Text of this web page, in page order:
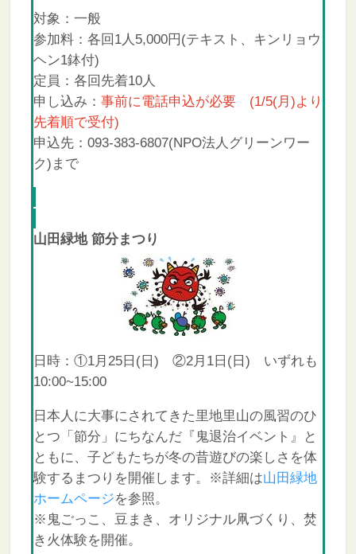
対象：一般
参加料：各回1人5,000円(テキスト、キンリョウ
ヘン1鉢付)
定員：各回先着10人
申し込み： 事前に電話申込が必要 (1/5(月)より
先着順で受付)
申込先：093-383-6807(NPO法人グリーンワー
ク)まで
山田緑地 節分まつり
日時：①1月25日(日) ②2月1日(日) いずれも
10:00~15:00
日本人に大事にされてきた里地里山の風習のひ
とつ「節分」にちなんだ『鬼退治イベント』と
ともに、子どもたちが冬の昔遊びの楽しさを体
験するまつりを開催します。※詳細は山田緑地
ホームページを参照。
※鬼ごっこ、豆まき、オリジナル凧づくり、焚
き火体験を開催。